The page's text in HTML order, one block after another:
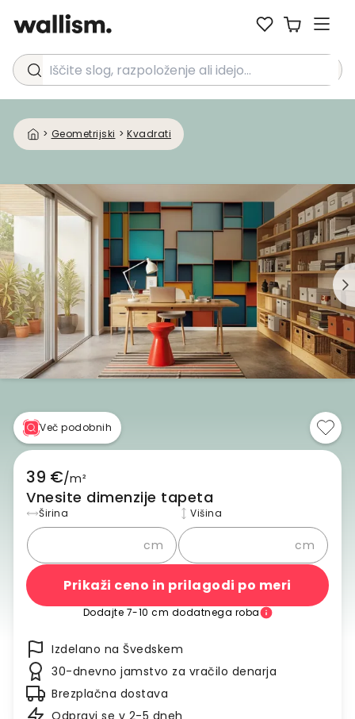
Iščite slog, razpoloženje ali idejo...
> Geometrijski > Kvadrati
Več podobnih
39 €/m²
Vnesite dimenzije tapeta
Širina
cm
Višina
cm
Prikaži ceno in prilagodi po meri
Dodajte 7-10 cm dodatnega roba
Izdelano na Švedskem
30-dnevno jamstvo za vračilo denarja
Brezplačna dostava